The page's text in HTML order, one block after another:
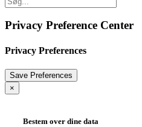
Privacy Preference Center
Privacy Preferences
×
Bestem over dine data